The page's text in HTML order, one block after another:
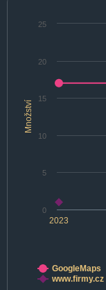
Množství
2023
0
5
10
15
20
25
GoogleMaps
www.firmy.cz